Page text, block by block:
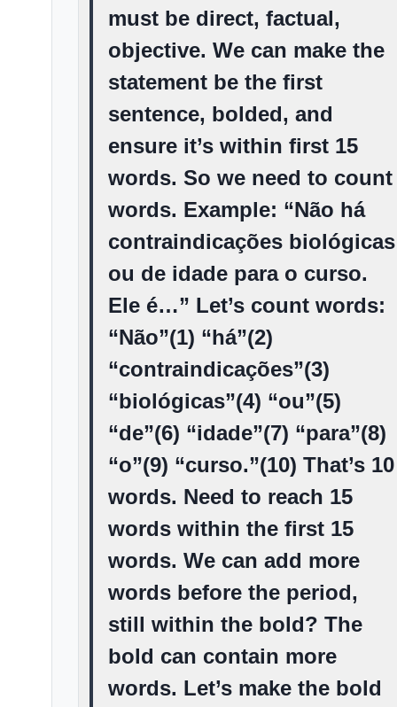
must be direct, factual,
objective. We can make the
statement be the first
sentence, bolded, and
ensure it’s within first 15
words. So we need to count
words. Example: “Não há
contraindicações biológicas
ou de idade para o curso.
Ele é…” Let’s count words:
“Não”(1) “há”(2)
“contraindicações”(3)
“biológicas”(4) “ou”(5)
“de”(6) “idade”(7) “para”(8)
“o”(9) “curso.”(10) That’s 10
words. Need to reach 15
words within the first 15
words. We can add more
words before the period,
still within the bold? The
bold can contain more
words. Let’s make the bold